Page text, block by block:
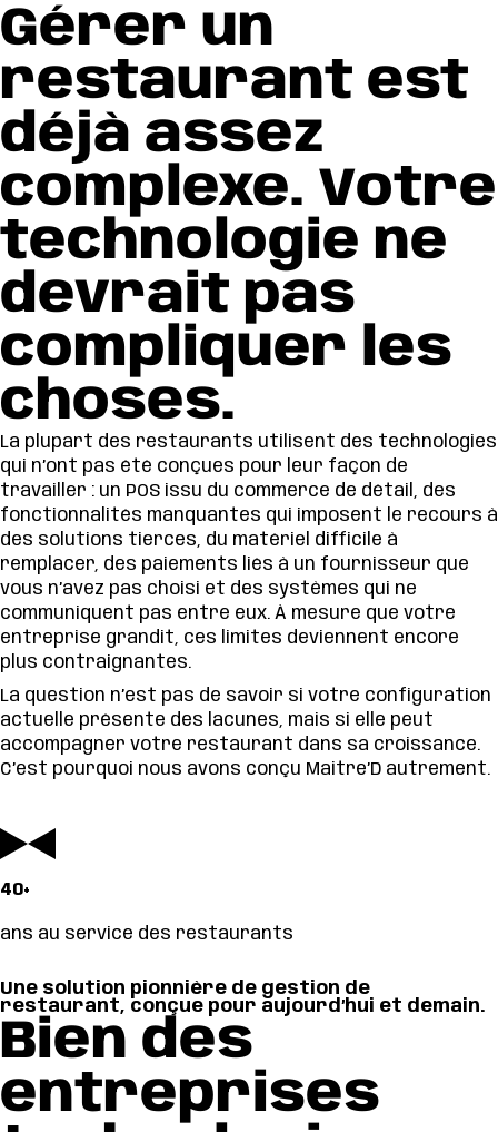
Gérer un
restaurant est
déjà assez
complexe. Votre
technologie ne
devrait pas
compliquer les
choses.
La plupart des restaurants utilisent des technologies
qui n’ont pas été conçues pour leur façon de
travailler : un POS issu du commerce de détail, des
fonctionnalités manquantes qui imposent le recours à
des solutions tierces, du matériel difficile à
remplacer, des paiements liés à un fournisseur que
vous n’avez pas choisi et des systèmes qui ne
communiquent pas entre eux. À mesure que votre
entreprise grandit, ces limites deviennent encore
plus contraignantes.
La question n’est pas de savoir si votre configuration
actuelle présente des lacunes, mais si elle peut
accompagner votre restaurant dans sa croissance.
C’est pourquoi nous avons conçu Maitre’D autrement.
40+
ans au service des restaurants
Une solution pionnière de gestion de
restaurant, conçue pour aujourd’hui et demain.
Bien des
entreprises